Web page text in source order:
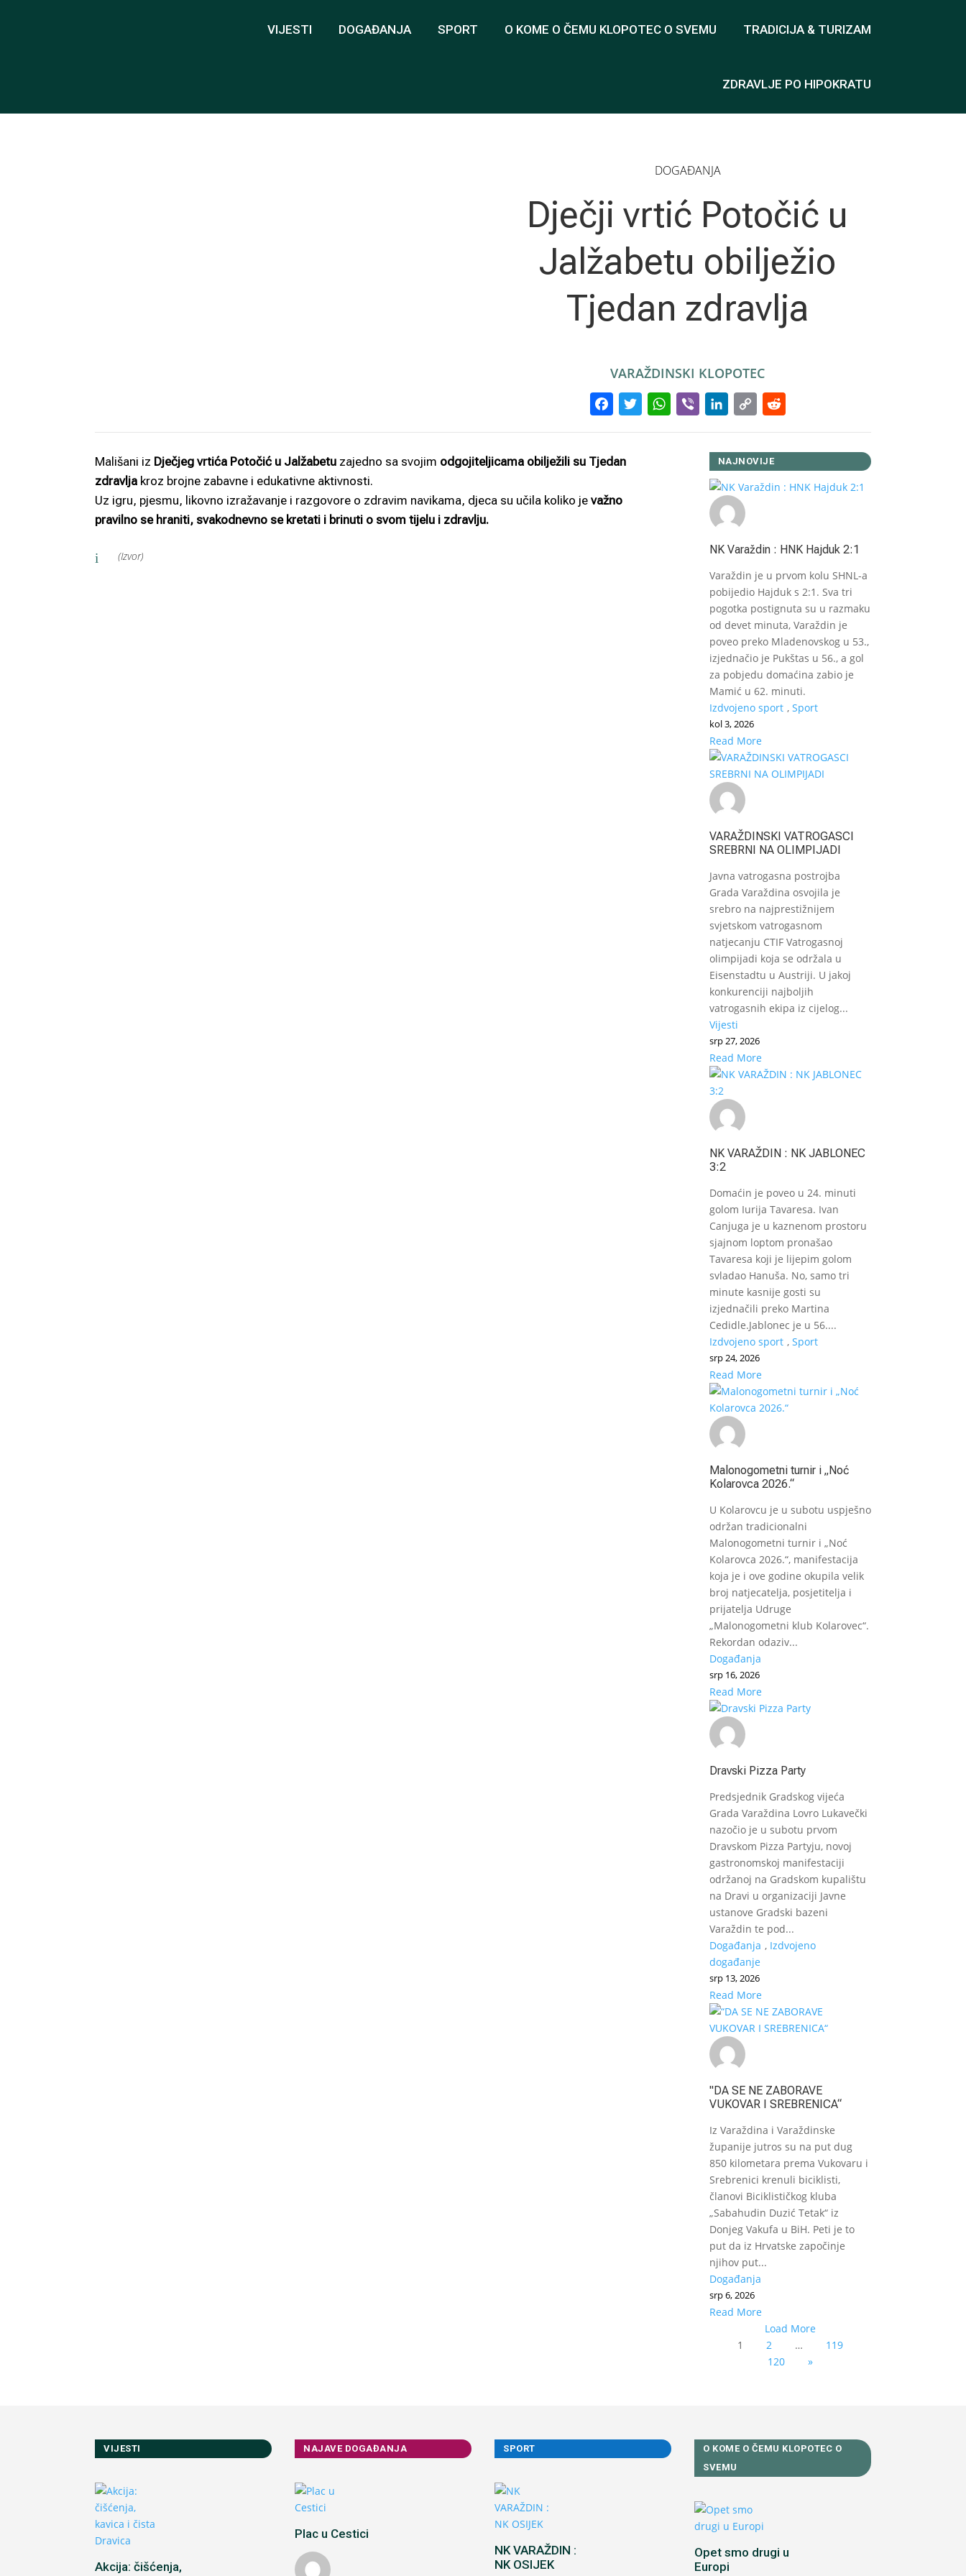
VIJESTI DOGAĐANJA SPORT O KOME O ČEMU KLOPOTEC O SVEMU TRADICIJA & TURIZAM
ZDRAVLJE PO HIPOKRATU
DOGAĐANJA
Dječji vrtić Potočić u
Jalžabetu obilježio
Tjedan zdravlja
VARAŽDINSKI KLOPOTEC
Facebook
Twitter
WhatsApp
ViberLinkedIn
Copy
Link
Mališani iz Dječjeg vrtića Potočić u Jalžabetu zajedno sa svojim odgojiteljicama obilježili su Tjedan
zdravlja kroz brojne zabavne i edukativne aktivnosti.
Uz igru, pjesmu, likovno izražavanje i razgovore o zdravim navikama, djeca su učila koliko je važno
pravilno se hraniti, svakodnevno se kretati i brinuti o svom tijelu i zdravlju.
i (Izvor)
NAJNOVIJE
NK Varaždin : HNK Hajduk 2:1
Varaždin je u prvom kolu SHNL-a
pobijedio Hajduk s 2:1. Sva tri
pogotka postignuta su u razmaku
od devet minuta, Varaždin je
poveo preko Mladenovskog u 53.,
izjednačio je Pukštas u 56., a gol
za pobjedu domaćina zabio je
Mamić u 62. minuti.
Izdvojeno sport , Sport
kol 3, 2026
Read More
VARAŽDINSKI VATROGASCI
SREBRNI NA OLIMPIJADI
Javna vatrogasna postrojba
Grada Varaždina osvojila je
srebro na najprestižnijem
svjetskom vatrogasnom
natjecanju CTIF Vatrogasnoj
olimpijadi koja se održala u
Eisenstadtu u Austriji. U jakoj
konkurenciji najboljih
vatrogasnih ekipa iz cijelog...
Vijesti
srp 27, 2026
Read More
NK VARAŽDIN : NK JABLONEC
3:2
Domaćin je poveo u 24. minuti
golom Iurija Tavaresa. Ivan
Canjuga je u kaznenom prostoru
sjajnom loptom pronašao
Tavaresa koji je lijepim golom
svladao Hanuša. No, samo tri
minute kasnije gosti su
izjednačili preko Martina
Cedidle.Jablonec je u 56....
Izdvojeno sport , Sport
srp 24, 2026
Read More
Malonogometni turnir i „Noć
Kolarovca 2026.“
U Kolarovcu je u subotu uspješno
održan tradicionalni
Malonogometni turnir i „Noć
Kolarovca 2026.“, manifestacija
koja je i ove godine okupila velik
broj natjecatelja, posjetitelja i
prijatelja Udruge
„Malonogometni klub Kolarovec“.
Rekordan odaziv...
Događanja
srp 16, 2026
Read More
Dravski Pizza Party
Predsjednik Gradskog vijeća
Grada Varaždina Lovro Lukavečki
nazočio je u subotu prvom
Dravskom Pizza Partyju, novoj
gastronomskoj manifestaciji
održanoj na Gradskom kupalištu
na Dravi u organizaciji Javne
ustanove Gradski bazeni
Varaždin te pod...
Događanja , Izdvojeno
događanje
srp 13, 2026
Read More
"DA SE NE ZABORAVE
VUKOVAR I SREBRENICA“
Iz Varaždina i Varaždinske
županije jutros su na put dug
850 kilometara prema Vukovaru i
Srebrenici krenuli biciklisti,
članovi Biciklističkog kluba
„Sabahudin Duzić Tetak“ iz
Donjeg Vakufa u BiH. Peti je to
put da iz Hrvatske započinje
njihov put...
Događanja
srp 6, 2026
Read More
Load More
1
2 …
119
120
»
VIJESTI
Akcija: čišćenja,
NAJAVE DOGAĐANJA
Plac u Cestici
SPORT
NK VARAŽDIN :
NK OSIJEK
O KOME O ČEMU KLOPOTEC O
SVEMU
Opet smo drugi u
Europi